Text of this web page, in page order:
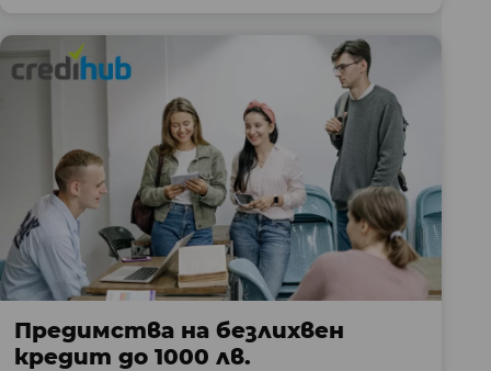
Предимства на безлихвен
кредит до 1000 лв.